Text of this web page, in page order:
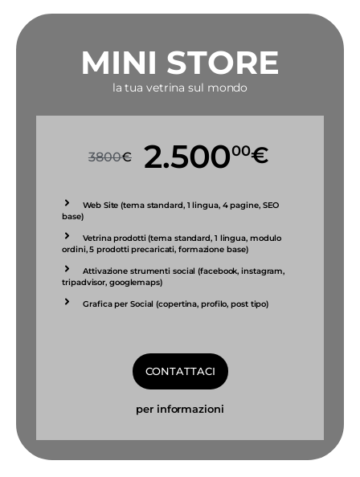
MINI STORE
la tua vetrina sul mondo
3800€ 2.50000€
Web Site (tema standard, 1 lingua, 4 pagine, SEO
base)
Vetrina prodotti (tema standard, 1 lingua, modulo
ordini, 5 prodotti precaricati, formazione base)
Attivazione strumenti social (facebook, instagram,
tripadvisor, googlemaps)
Grafica per Social (copertina, profilo, post tipo)
CONTATTACI
per informazioni